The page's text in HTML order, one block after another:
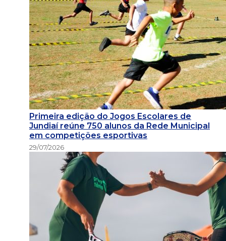
Primeira edição do Jogos Escolares de
Jundiaí reúne 750 alunos da Rede Municipal
em competições esportivas
29/07/2026